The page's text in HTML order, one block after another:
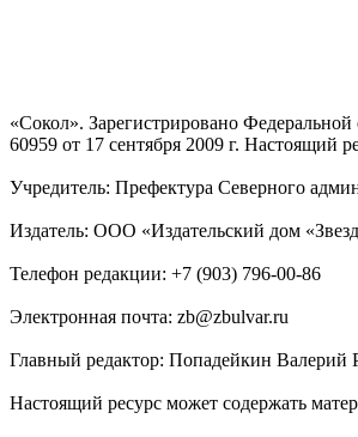
«Сокол». Зарегистрировано
60959 от 17 сентября 2009 г. Настоящий
Учредитель: Префектура Северного
Издатель: ООО «Издательский дом
Телефон редакции: +7 (903) 796-00-86
Электронная почта: zb@zbulvar.ru
Главный редактор: Попадейкин Валерий
Настоящий ресурс может содержать